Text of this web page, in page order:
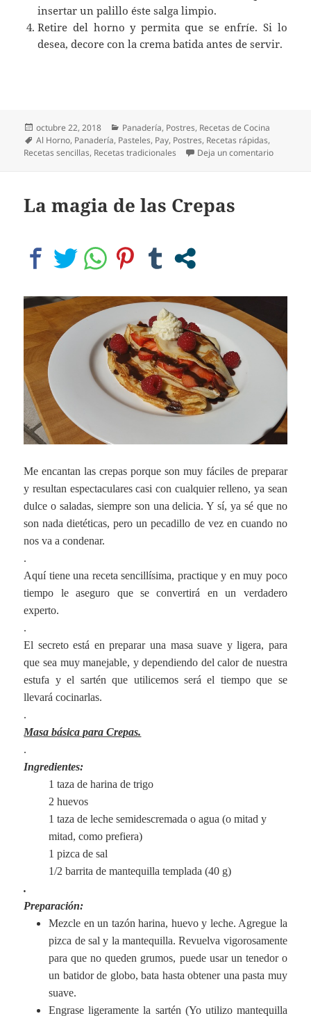
insertar un palillo éste salga limpio.
Retire del horno y permita que se enfríe. Si lo
desea, decore con la crema batida antes de servir.
Publicado
el
octubre 22, 2018 Categorías
Panadería, Postres, Recetas de Cocina
Etiquetas
Al Horno, Panadería, Pasteles, Pay, Postres, Recetas rápidas,
Recetas sencillas, Recetas tradicionales Deja un comentarioen Pay
La magia de las Crepas
Me encantan las crepas porque son muy fáciles de preparar
y resultan espectaculares casi con cualquier relleno, ya sean
dulce o saladas, siempre son una delicia. Y sí, ya sé que no
son nada dietéticas, pero un pecadillo de vez en cuando no
nos va a condenar.
.
Aquí tiene una receta sencillísima, practique y en muy poco
tiempo le aseguro que se convertirá en un verdadero
experto.
.
El secreto está en preparar una masa suave y ligera, para
que sea muy manejable, y dependiendo del calor de nuestra
estufa y el sartén que utilicemos será el tiempo que se
llevará cocinarlas.
.
Masa básica para Crepas.
.
Ingredientes:
1 taza de harina de trigo
2 huevos
1 taza de leche semidescremada o agua (o mitad y
mitad, como prefiera)
1 pizca de sal
1/2 barrita de mantequilla templada (40 g)
.
Preparación:
Mezcle en un tazón harina, huevo y leche. Agregue la
pizca de sal y la mantequilla. Revuelva vigorosamente
para que no queden grumos, puede usar un tenedor o
un batidor de globo, bata hasta obtener una pasta muy
suave.
Engrase ligeramente la sartén (Yo utilizo mantequilla